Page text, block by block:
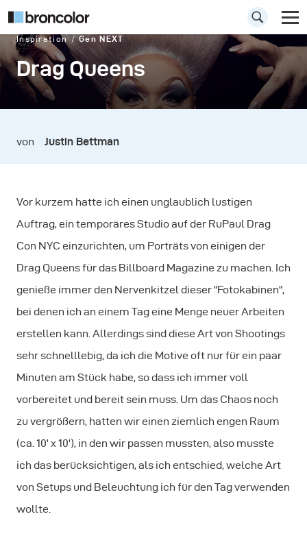
Inspiration Gen NEXT
Drag Queens
von Justin Bettman
Vor kurzem hatte ich einen unglaublich lustigen
Auftrag, ein temporäres Studio auf der RuPaul Drag
Con NYC einzurichten, um Porträts von einigen der
Drag Queens für das Billboard Magazine zu machen. Ich
genieße immer den Nervenkitzel dieser "Fotokabinen",
bei denen ich an einem Tag eine Menge neuer Arbeiten
erstellen kann. Allerdings sind diese Art von Shootings
sehr schnelllebig, da ich die Motive oft nur für ein paar
Minuten am Stück habe, so dass ich immer voll
vorbereitet und bereit sein muss. Um das Chaos noch
zu vergrößern, hatten wir einen ziemlich engen Raum
(ca. 10' x 10'), in den wir passen mussten, also musste
ich das berücksichtigen, als ich entschied, welche Art
von Setups und Beleuchtung ich für den Tag verwenden
wollte.